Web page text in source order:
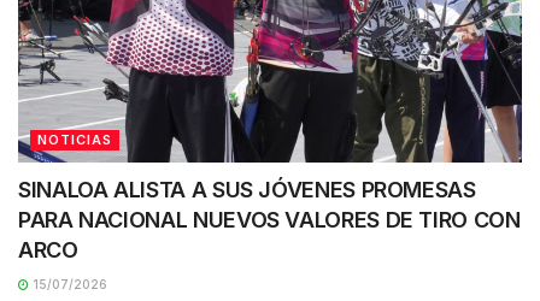
NOTICIAS
SINALOA ALISTA A SUS JÓVENES PROMESAS
PARA NACIONAL NUEVOS VALORES DE TIRO CON
ARCO
15/07/2026